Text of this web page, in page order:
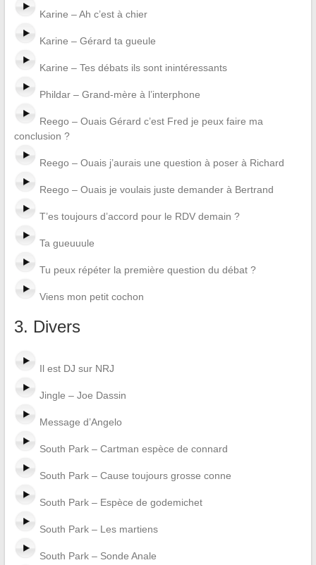
Karine – Ah c’est à chier
Karine – Gérard ta gueule
Karine – Tes débats ils sont inintéressants
Phildar – Grand-mère à l’interphone
Reego – Ouais Gérard c’est Fred je peux faire ma
conclusion ?
Reego – Ouais j’aurais une question à poser à Richard
Reego – Ouais je voulais juste demander à Bertrand
T’es toujours d’accord pour le RDV demain ?
Ta gueuuule
Tu peux répéter la première question du débat ?
Viens mon petit cochon
3. Divers
Il est DJ sur NRJ
Jingle – Joe Dassin
Message d’Angelo
South Park – Cartman espèce de connard
South Park – Cause toujours grosse conne
South Park – Espèce de godemichet
South Park – Les martiens
South Park – Sonde Anale